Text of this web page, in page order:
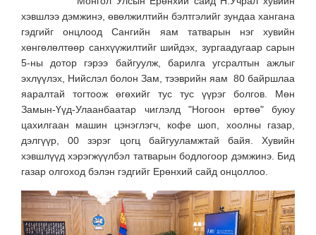
хэвшлээ дэмжинэ, өвөлжилтийн бэлтгэлийг зундаа хангана
гэдгийг онцлоод Сангийн яам татварын нэг хувийн
хөнгөлөлтөөр санхүүжилтийг шийдэх, зургаадугаар сарын
5-ны дотор гэрээ байгуулж, барилга угсралтын ажлыг
эхлүүлэх, Нийслэл болон Зам, тээврийн яам 80 байршлаа
яаралтай тогтоож өгөхийг тус тус үүрэг болгов. Мөн
Замын-Үүд-Улаанбаатар чиглэлд "Ногоон өртөө" буюу
цахилгаан машин цэнэглэгч, кофе шоп, хоолны газар,
дэлгүүр, 00 зэрэг цогц байгууламжтай байя. Хувийн
хэвшлүүд хэрэгжүүлбэл татварын бодлогоор дэмжинэ. Бид
газар олгоход бэлэн гэдгийг Ерөнхий сайд онцоллоо.